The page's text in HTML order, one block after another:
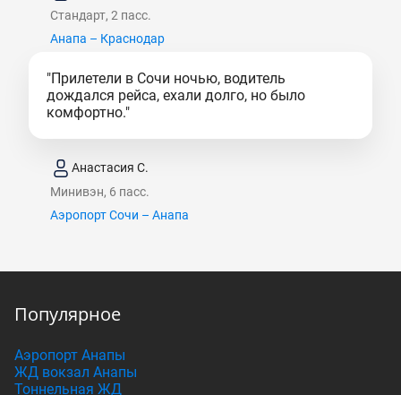
Стандарт, 2 пасс.
Анапа – Краснодар
"Прилетели в Сочи ночью, водитель
дождался рейса, ехали долго, но было
комфортно."
Анастасия С.
Минивэн, 6 пасс.
Аэропорт Сочи – Анапа
Популярное
Аэропорт Анапы
ЖД вокзал Анапы
Тоннельная ЖД